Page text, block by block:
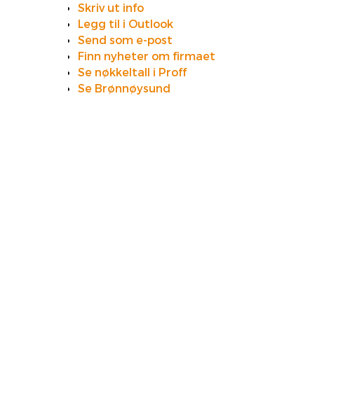
Skriv ut info
Legg til i Outlook
Send som e-post
Finn nyheter om firmaet
Se nøkkeltall i Proff
Se Brønnøysund